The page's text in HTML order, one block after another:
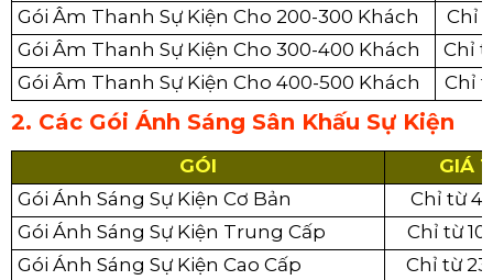
Gói Âm Thanh Sự Kiện Cho 200-300 Khách
Chỉ
Gói Âm Thanh Sự Kiện Cho 300-400 Khách
Chỉ
Gói Âm Thanh Sự Kiện Cho 400-500 Khách
Chỉ
2. Các Gói Ánh Sáng Sân Khấu Sự Kiện
GÓI
GIÁ
Gói Ánh Sáng Sự Kiện Cơ Bản
Chỉ từ
Gói Ánh Sáng Sự Kiện Trung Cấp
Chỉ từ
Gói Ánh Sáng Sự Kiện Cao Cấp
Chỉ từ